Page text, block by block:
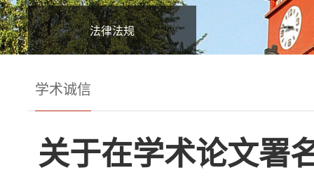
法律法规
学术诚信
关于在学术论文署